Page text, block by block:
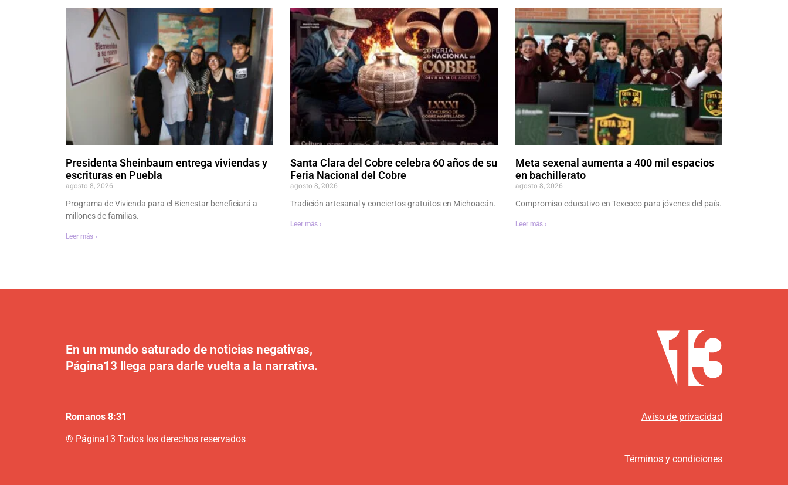
Presidenta Sheinbaum entrega viviendas y
escrituras en Puebla
agosto 8, 2026
Programa de Vivienda para el Bienestar beneficiará a
millones de familias.
Leer más ›
Santa Clara del Cobre celebra 60 años de su
Feria Nacional del Cobre
agosto 8, 2026
Tradición artesanal y conciertos gratuitos en Michoacán.
Leer más ›
Meta sexenal aumenta a 400 mil espacios
en bachillerato
agosto 8, 2026
Compromiso educativo en Texcoco para jóvenes del país.
Leer más ›
En un mundo saturado de noticias negativas,
Página13 llega para darle vuelta a la narrativa.
Romanos 8:31
® Página13 Todos los derechos reservados
Aviso de privacidad
Términos y condiciones